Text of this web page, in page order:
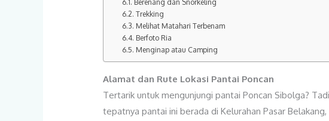
Trekking
Melihat Matahari Terbenam
Berfoto Ria
Menginap atau Camping
Alamat dan Rute Lokasi Pantai Poncan
Tertarik untuk mengunjungi pantai Poncan Sibolga?
tepatnya pantai ini berada di Kelurahan Pasar